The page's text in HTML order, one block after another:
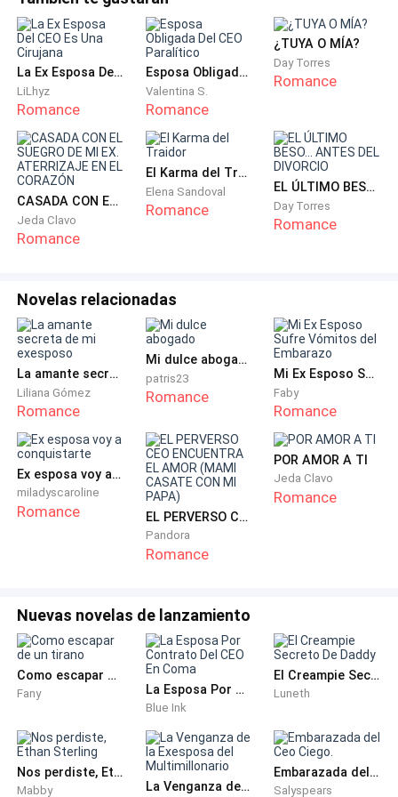
—No necesitas hacerlo. Yo me encargo. —respondió
él. Lola parpadeó, con admiración en sus ojos.
—Señor Diego, eres increíble. —Después de que se
—Irene, ese hombre era muy guapo, ¿verdad? Parece el
presidente del Grupo Martínez.
La familia Martínez era una presencia prominente en
Ella respondió sin expresión.
—No lo conozco.
Luego se quitó el uniforme y se fue a casa. Una vez en
casa, Irene fue abrazada por detrás. El toque familiar
la dejó paralizada por un momento. ¿Cómo era
posible que Diego estuviera de vuelta hoy, después de
haber regresado ayer? Él habló con frialdad.
—¿Me viste con Lola y fuiste a quejarte con mi
abuelo? ¿Obligándome a volver? Irene, qué astuta. —
Diego no dijo nada. Pero al instante siguiente, su
presencia la envolvió como una ola. Su apetito sexual
siempre había sido mayor que el de la mayoría, y esta
noche, por alguna razón, estaba más ardiente que de
costumbre. Ella apenas podía resistir su embate y
susurró.
La Ex Esposa Del CEO Es Una Cirujana
LiLhyz
Romance
Esposa Obligada Del CEO Paralítico
Valentina S.
Romance
¿TUYA O MÍA?
Day Torres
Romance
CASADA CON EL SUEGRO DE MI EX. ATERRIZAJE EN EL CORAZÓN
Jeda Clavo
Romance
El Karma del Traidor
Elena Sandoval
Romance
EL ÚLTIMO BESO... ANTES DEL DIVORCIO
Day Torres
Romance
Novelas relacionadas
La amante secreta de mi exesposo
Liliana Gómez
Romance
Mi dulce abogado
patris23
Romance
Mi Ex Esposo Sufre Vómitos del Embarazo
Faby
Romance
Ex esposa voy a conquistarte
miladyscaroline
Romance EL PERVERSO CEO ENCUENTRA EL AMOR (MAMI CASATE CON MI PAPA)
Pandora
Romance
POR AMOR A TI
Jeda Clavo
Romance
Nuevas novelas de lanzamiento
Como escapar de un tirano
Fany La Esposa Por Contrato Del CEO En Coma
Blue Ink
El Creampie Secreto De Daddy
Luneth
Nos perdiste, Ethan Sterling
Mabby La Venganza de la Exesposa del Multimillonario
Embarazada del Ceo Ciego.
Salyspears